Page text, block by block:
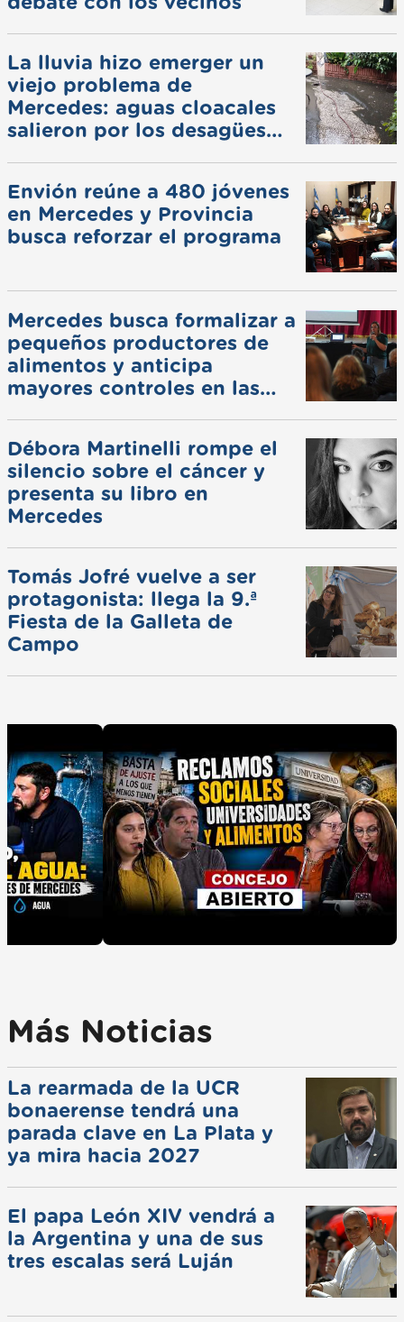
La lluvia hizo emerger un
viejo problema de
Mercedes: aguas cloacales
salieron por los desagües
Envión reúne a 480 jóvenes
en Mercedes y Provincia
busca reforzar el programa
Mercedes busca formalizar a
pequeños productores de
alimentos y anticipa
mayores controles en las
Débora Martinelli rompe el
silencio sobre el cáncer y
presenta su libro en
Mercedes
Tomás Jofré vuelve a ser
protagonista: llega la 9.ª
Fiesta de la Galleta de
Campo
Más Noticias
La rearmada de la UCR
bonaerense tendrá una
parada clave en La Plata y
ya mira hacia 2027
El papa León XIV vendrá a
la Argentina y una de sus
tres escalas será Luján